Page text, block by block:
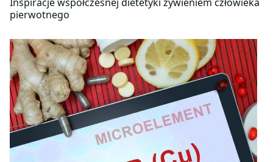
pierwotnego